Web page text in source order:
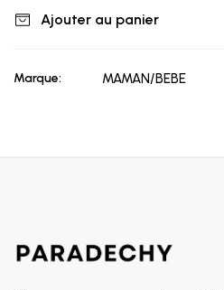
Ajouter au panier
Marque: MAMAN/BEBE